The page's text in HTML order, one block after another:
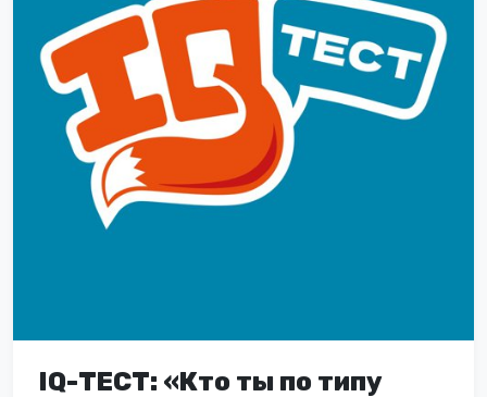
IQ-ТЕСТ: «Кто ты по типу